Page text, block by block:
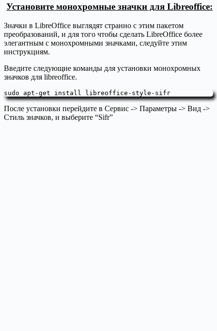
Установите монохромные значки для Libreoffice:
Значки в LibreOffice выглядят странно с этим пакетом
преобразований, и для того чтобы сделать LibreOffice более
элегантным с монохромными значками, следуйте этим
инструкциям.
Введите следующие команды для установки монохромных
значков для libreoffice.
sudo apt-get install libreoffice-style-sifr
После установки перейдите в Сервис -> Параметры -> Вид ->
Стиль значков, и выберите “Sifr”